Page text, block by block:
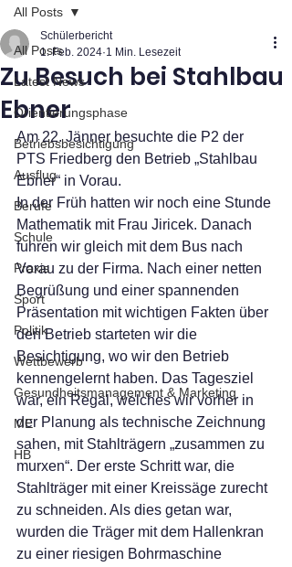
All Posts
Latest News
Orientierungsphase
Betriebsbesichtigung
Ausflug
Berufe
Schule
Praxis
Sport
Politik
Wettbewerb
Gesundheitsmanagement & Marketing
ME
HB
All Posts
Zu Besuch bei Stahlbau
Ebner
Schülerbericht
1. Feb. 2024 1 Min. Lesezeit
Am 22. Jänner besuchte die P2 der
PTS Friedberg den Betrieb „Stahlbau
Ebner“ in Vorau.
In der Früh hatten wir noch eine Stunde
Mathematik mit Frau Jiricek. Danach
fuhren wir gleich mit dem Bus nach
Vorau zu der Firma. Nach einer netten
Begrüßung und einer spannenden
Präsentation mit wichtigen Fakten über
den Betrieb starteten wir die
Besichtigung, wo wir den Betrieb
kennengelernt haben. Das Tagesziel
war, ein Regal, welches wir vorher in
der Planung als technische Zeichnung
sahen, mit Stahlträgern „zusammen zu
murxen“. Der erste Schritt war, die
Stahlträger mit einer Kreissäge zurecht
zu schneiden. Als dies getan war,
wurden die Träger mit dem Hallenkran
zu einer riesigen Bohrmaschine